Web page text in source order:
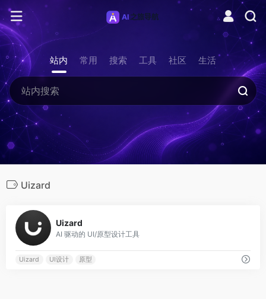
站内 常用 搜索 工具 社区 生活
Uizard
Uizard
AI 驱动的 UI/原型设计工具
Uizard UI设计 原型